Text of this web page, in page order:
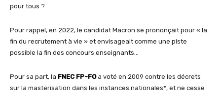
pour tous ?
Pour rappel, en 2022, le candidat Macron se prononçait pour « la
fin du recrutement à vie » et envisageait comme une piste
possible la fin des concours enseignants…
Pour sa part, la FNEC FP-FOa voté en 2009 contre les décrets
sur la masterisation dans les instances nationales*, et ne cesse